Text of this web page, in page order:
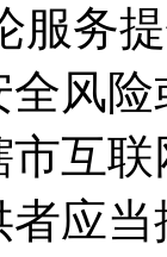
服务
风
互
应